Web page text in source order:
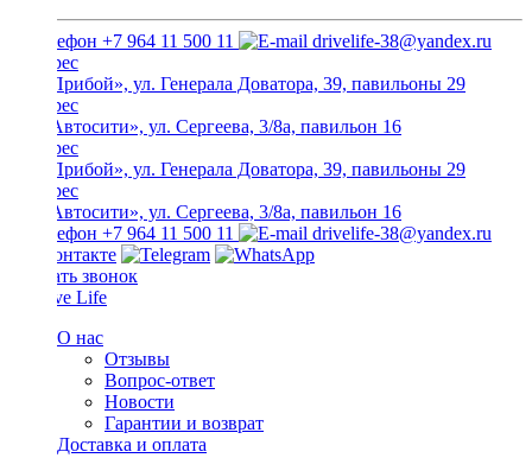
+7 964 11 500 11 drivelife-38@yandex.ru
ТЦ «Прибой», ул. Генерала Доватора, 39, павильоны 29
ТЦ «Автосити», ул. Сергеева, 3/8а, павильон 16
ТЦ «Прибой», ул. Генерала Доватора, 39, павильоны 29
ТЦ «Автосити», ул. Сергеева, 3/8а, павильон 16
+7 964 11 500 11
drivelife-38@yandex.ru
Заказать звонок
О нас
Отзывы
Вопрос-ответ
Новости
Гарантии и возврат
Доставка и оплата